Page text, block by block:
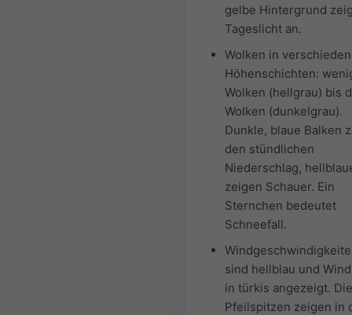
gelbe Hintergrund
Tageslicht an.
Wolken in
Höhenschichten:
Wolken (hellgrau) bis
Wolken (dunkelgrau).
Dunkle, blaue Balken
den stündlichen
Niederschlag,
zeigen Schauer. Ein
Sternchen bedeutet
Schneefall.
sind hellblau und
in türkis angezeigt. Die
Pfeilspitzen zeigen in